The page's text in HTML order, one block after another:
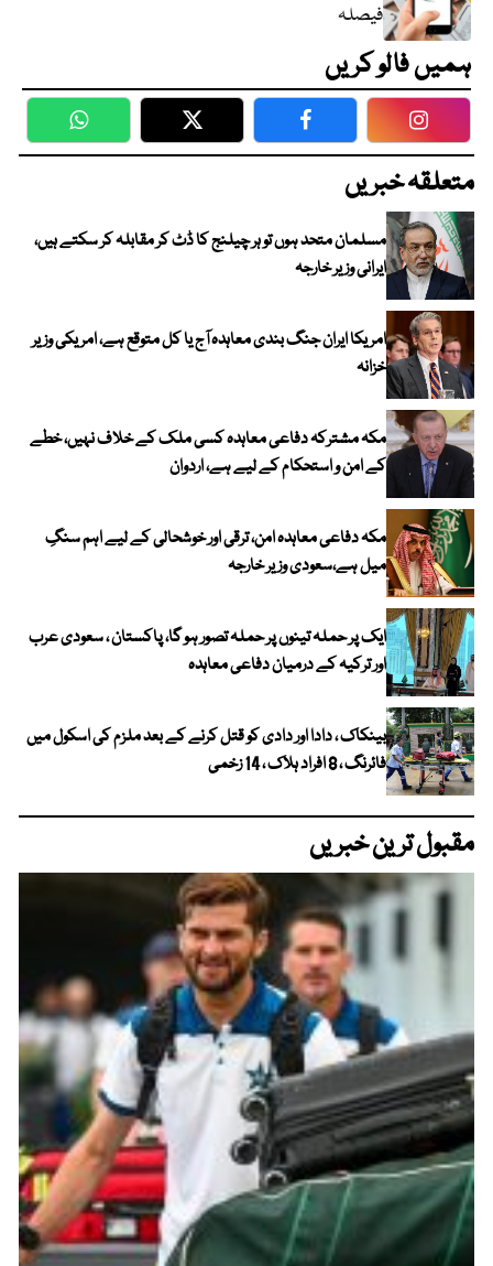
فیصلہ
ہمیں فالو کریں
WhatsApp Twitter Facebook
متعلقہ خبریں
مسلمان متحد ہوں تو ہر چیلنج کا ڈٹ کر مقابلہ کر سکتے ہیں،
ایرانی وزیر خارجہ
امریکا ایران جنگ بندی معاہدہ آج یا کل متوقع ہے، امریکی وزیر
خزانہ
مکہ مشترکہ دفاعی معاہدہ کسی ملک کے خلاف نہیں، خطے
کے امن و استحکام کے لیے ہے، اردوان
مکہ دفاعی معاہدہ امن، ترقی اور خوشحالی کے لیے اہم سنگِ
میل ہے،سعودی وزیر خارجہ
ایک پر حملہ تینوں پر حملہ تصور ہو گا، پاکستان ، سعودی عرب
اور ترکیہ کے درمیان دفاعی معاہدہ
بینکاک ، دادا اور دادی کو قتل کرنے کے بعد ملزم کی اسکول میں
فائرنگ ، 8 افراد ہلاک ، 14 زخمی
مقبول ترین خبریں